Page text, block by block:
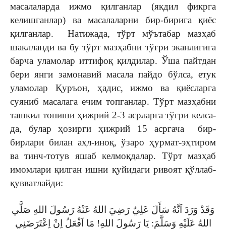
масалаларда ижмо қилганлар (якдил фикрга
келишганлар) ва масалаларни бир-бирига қиёс
қилганлар. Натижада, тўрт мўътабар мазҳаб
шаклланди ва бу тўрт мазҳабни тўғри эканлигига
барча уламолар иттифоқ қилдилар. Ўша пайтдан
бери янги замонавий масала пайдо бўлса, етук
уламолар Қуръон, ҳадис, ижмо ва қиёсларга
суяниб масалага ечим топганлар. Тўрт мазҳабни
ташкил топиши ҳижрий 2-3 асрларга тўғри келса-
да, булар ҳозирги ҳижрий 15 асргача бир-
бирлари билан аҳл-иноқ, ўзаро ҳурмат-эҳтиром
ва тинч-тотув яшаб келмоқдалар. Тўрт мазҳаб
имомлари қилган ишни қуйидаги ривоят қўллаб-
қувватлайди:
وَقَدْ وَرَدَ اَنَّهُ سَأَلَ عَلِيٌ رَضِيَ اللهُ عَنْهُ رَسُولَ اللهِ صَلَّي
اللهُ عَلَيْهِ وَسَلَّمَ: يَا رَسُولَ اللهِ! مَا اَفْعَلُ اِنْ اِعْتَرَضَنِي